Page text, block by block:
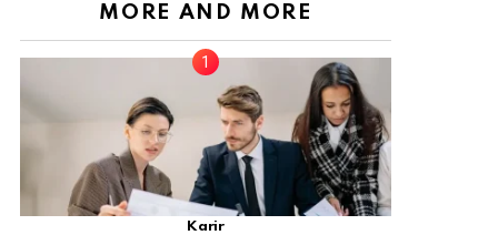
MORE AND MORE
Karir